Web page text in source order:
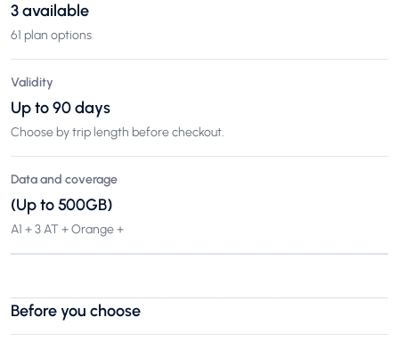
3 available
61 plan options
Validity
Up to 90 days
Choose by trip length before checkout.
Data and coverage
(Up to 500GB)
A1 + 3 AT + Orange +
Before you choose